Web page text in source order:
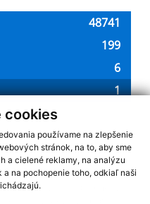
cookies
používame na zlepšenie
stránok, na to, aby sme
a cielené reklamy, na analýzu
na pochopenie toho, odkiaľ naši
informácií s využitím RSS
2,Mapa stránok,web portál
domény,registrácia domény